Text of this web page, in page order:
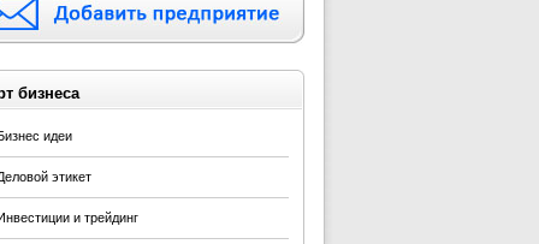
бизнеса
идеи
этикет
и трейдинг